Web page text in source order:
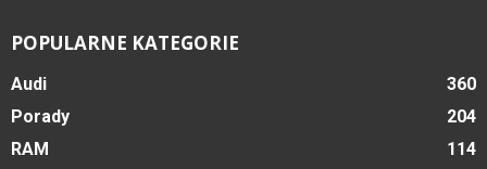
POPULARNE KATEGORIE
Audi
360
Porady
204
RAM
114